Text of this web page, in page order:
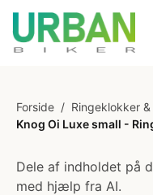
Forside / Ringeklokker &
Knog Oi Luxe small -
Dele af indholdet på
med hjælp fra AI.